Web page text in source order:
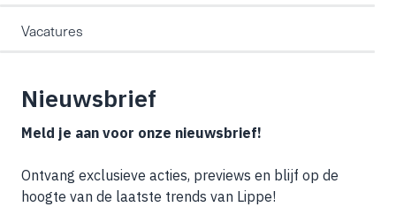
Vacatures
Nieuwsbrief
Meld je aan voor onze nieuwsbrief!
Ontvang exclusieve acties, previews en blijf op de
hoogte van de laatste trends van Lippe!